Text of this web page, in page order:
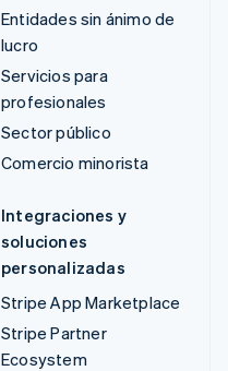
Entidades sin ánimo de
lucro
Servicios para
profesionales
Sector público
Comercio minorista
Integraciones y
soluciones
personalizadas
Stripe App Marketplace
Stripe Partner
Ecosystem